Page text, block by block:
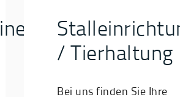
/ Tierhaltung
Bei uns finden Sie Ihre